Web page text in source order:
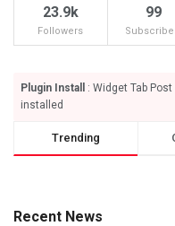
23.9k
Followers
99
Plugin Install
: Widget Tab
installed
Trending
Recent News